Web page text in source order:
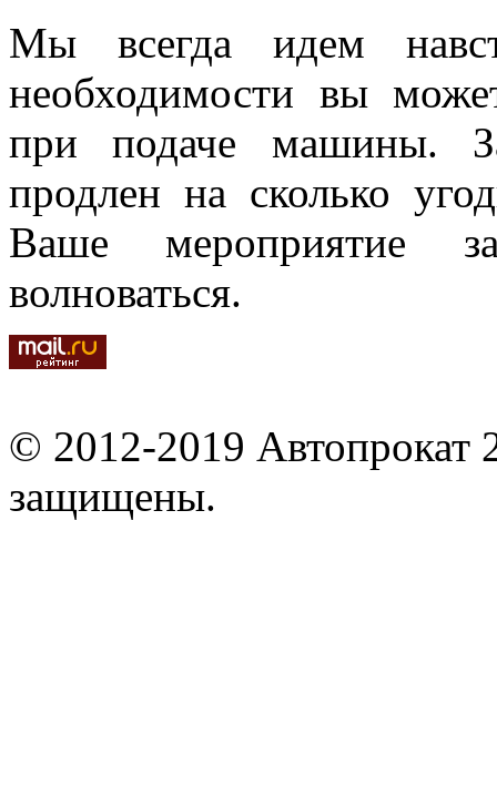
Мы всегда идем
необходимости вы
при подаче машины.
продлен на сколько
Ваше мероприятие
волноваться.
© 2012-2019 Автопрокат
защищены.